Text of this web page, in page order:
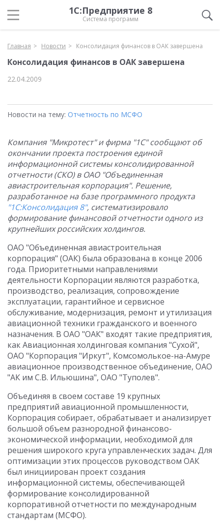
1С:Предприятие 8
Система программ
Главная Новости Консолидация финансов в ОАК завершена
Консолидация финансов в ОАК завершена
22.04.2009
Новости на тему: Отчетность по МСФО
Компания "Микротест" и фирма "1С" сообщают об
окончании проекта построения единой
информационной системы консолидированной
отчетности (СКО) в ОАО "Объединенная
авиастроительная корпорация". Решение,
разработанное на базе программного продукта
"1С:Консолидация 8", систематизировало
формирование финансовой отчетности одного из
крупнейших российских холдингов.
ОАО "Объединенная авиастроительная
корпорация" (ОАК) была образована в конце 2006
года. Приоритетными направлениями
деятельности Корпорации являются разработка,
производство, реализация, сопровождение
эксплуатации, гарантийное и сервисное
обслуживание, модернизация, ремонт и утилизация
авиационной техники гражданского и военного
назначения. В ОАО "ОАК" входят такие предприятия,
как Авиационная холдинговая компания "Сухой",
ОАО "Корпорация "Иркут", Комсомолькое-на-Амуре
авиационное производственное объединение, ОАО
"АК им С.В. Ильюшина", ОАО "Туполев".
Объединяя в своем составе 19 крупных
предприятий авиационной промышленности,
Корпорация собирает, обрабатывает и анализирует
большой объем разнородной финансово-
экономической информации, необходимой для
решения широкого круга управленческих задач. Для
оптимизации этих процессов руководством ОАК
был инициирован проект создания
информационной системы, обеспечивающей
формирование консолидированной
корпоративной отчетности по международным
стандартам (МСФО).